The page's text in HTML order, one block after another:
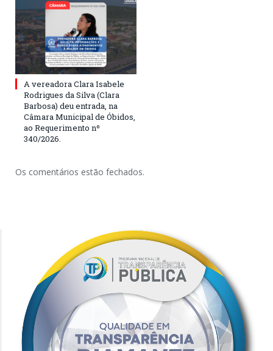
A vereadora Clara Isabele
Rodrigues da Silva (Clara
Barbosa) deu entrada, na
Câmara Municipal de Óbidos,
ao Requerimento nº
340/2026.
Os comentários estão fechados.